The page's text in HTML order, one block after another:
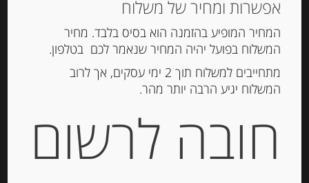
RACLETTE
₪66.00
מחיר ל 100 גרם: 33.00 ש"ח
הוספה לסל
אפשרות ומחיר של משלוח
המחיר המופיע בהזמנה הוא בסיס בלבד. מחיר
המשלוח בפועל יהיה המחיר שנאמר לכם בטלפון.
מתחייבים למשלוח תוך 2 ימי עסקים, אך לרוב
המשלוח יגיע הרבה יותר מהר.
חובה לרשום